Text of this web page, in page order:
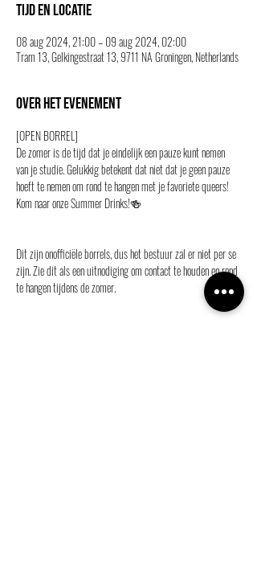
Tijd en locatie
08 aug 2024, 21:00 – 09 aug 2024, 02:00
Tram 13, Gelkingestraat 13, 9711 NA Groningen, Netherlands
Over het evenement
[OPEN BORREL]
De zomer is de tijd dat je eindelijk een pauze kunt nemen
van je studie. Gelukkig betekent dat niet dat je geen pauze
hoeft te nemen om rond te hangen met je favoriete queers!
Kom naar onze Summer Drinks!🍻
Dit zijn onofficiële borrels, dus het bestuur zal er niet per se
zijn. Zie dit als een uitnodiging om contact te houden en rond
te hangen tijdens de zomer.